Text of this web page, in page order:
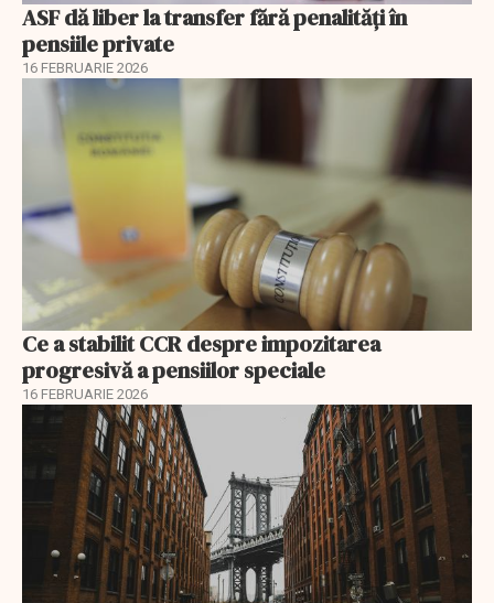
ASF dă liber la transfer fără penalități în
pensiile private
16 FEBRUARIE 2026
Ce a stabilit CCR despre impozitarea
progresivă a pensiilor speciale
16 FEBRUARIE 2026